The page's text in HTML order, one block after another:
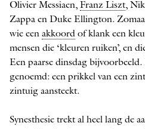
Olivier Messiaen, Franz Liszt,
Zappa en Duke Ellington.
wie een akkoord of klank een
mensen die ‘kleuren ruiken’, en
Een paarse dinsdag
genoemd: een prikkel van een
zintuig aansteekt.
Synesthesie trekt al heel lang de